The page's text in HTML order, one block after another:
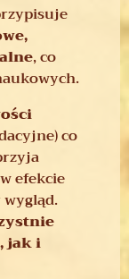
, co
co
efekcie
wygląd.
jak i